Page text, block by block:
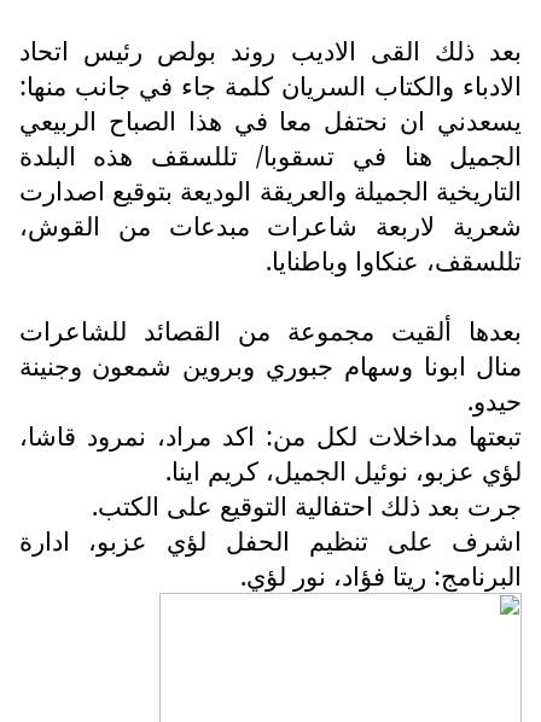
ذلك القى الاديب روند بولص رئيس اتحاد
والكتاب السريان كلمة جاء في جانب منها:
ان نحتفل معا في هذا الصباح الربيعي
هنا في تسقوبا/ تللسقف هذه البلدة
الجميلة والعريقة الوديعة بتوقيع اصدارت
لاربعة شاعرات مبدعات من القوش،
عنكاوا وباطنايا.
ألقيت مجموعة من القصائد للشاعرات
ابونا وسهام جبوري وبروين شمعون وجنينة
مداخلات لكل من: اكد مراد، نمرود قاشا،
عزبو، نوئيل الجميل، كريم اينا.
بعد ذلك احتفالية التوقيع على الكتب.
على تنظيم الحفل لؤي عزبو، ادارة
ريتا فؤاد، نور لؤي.